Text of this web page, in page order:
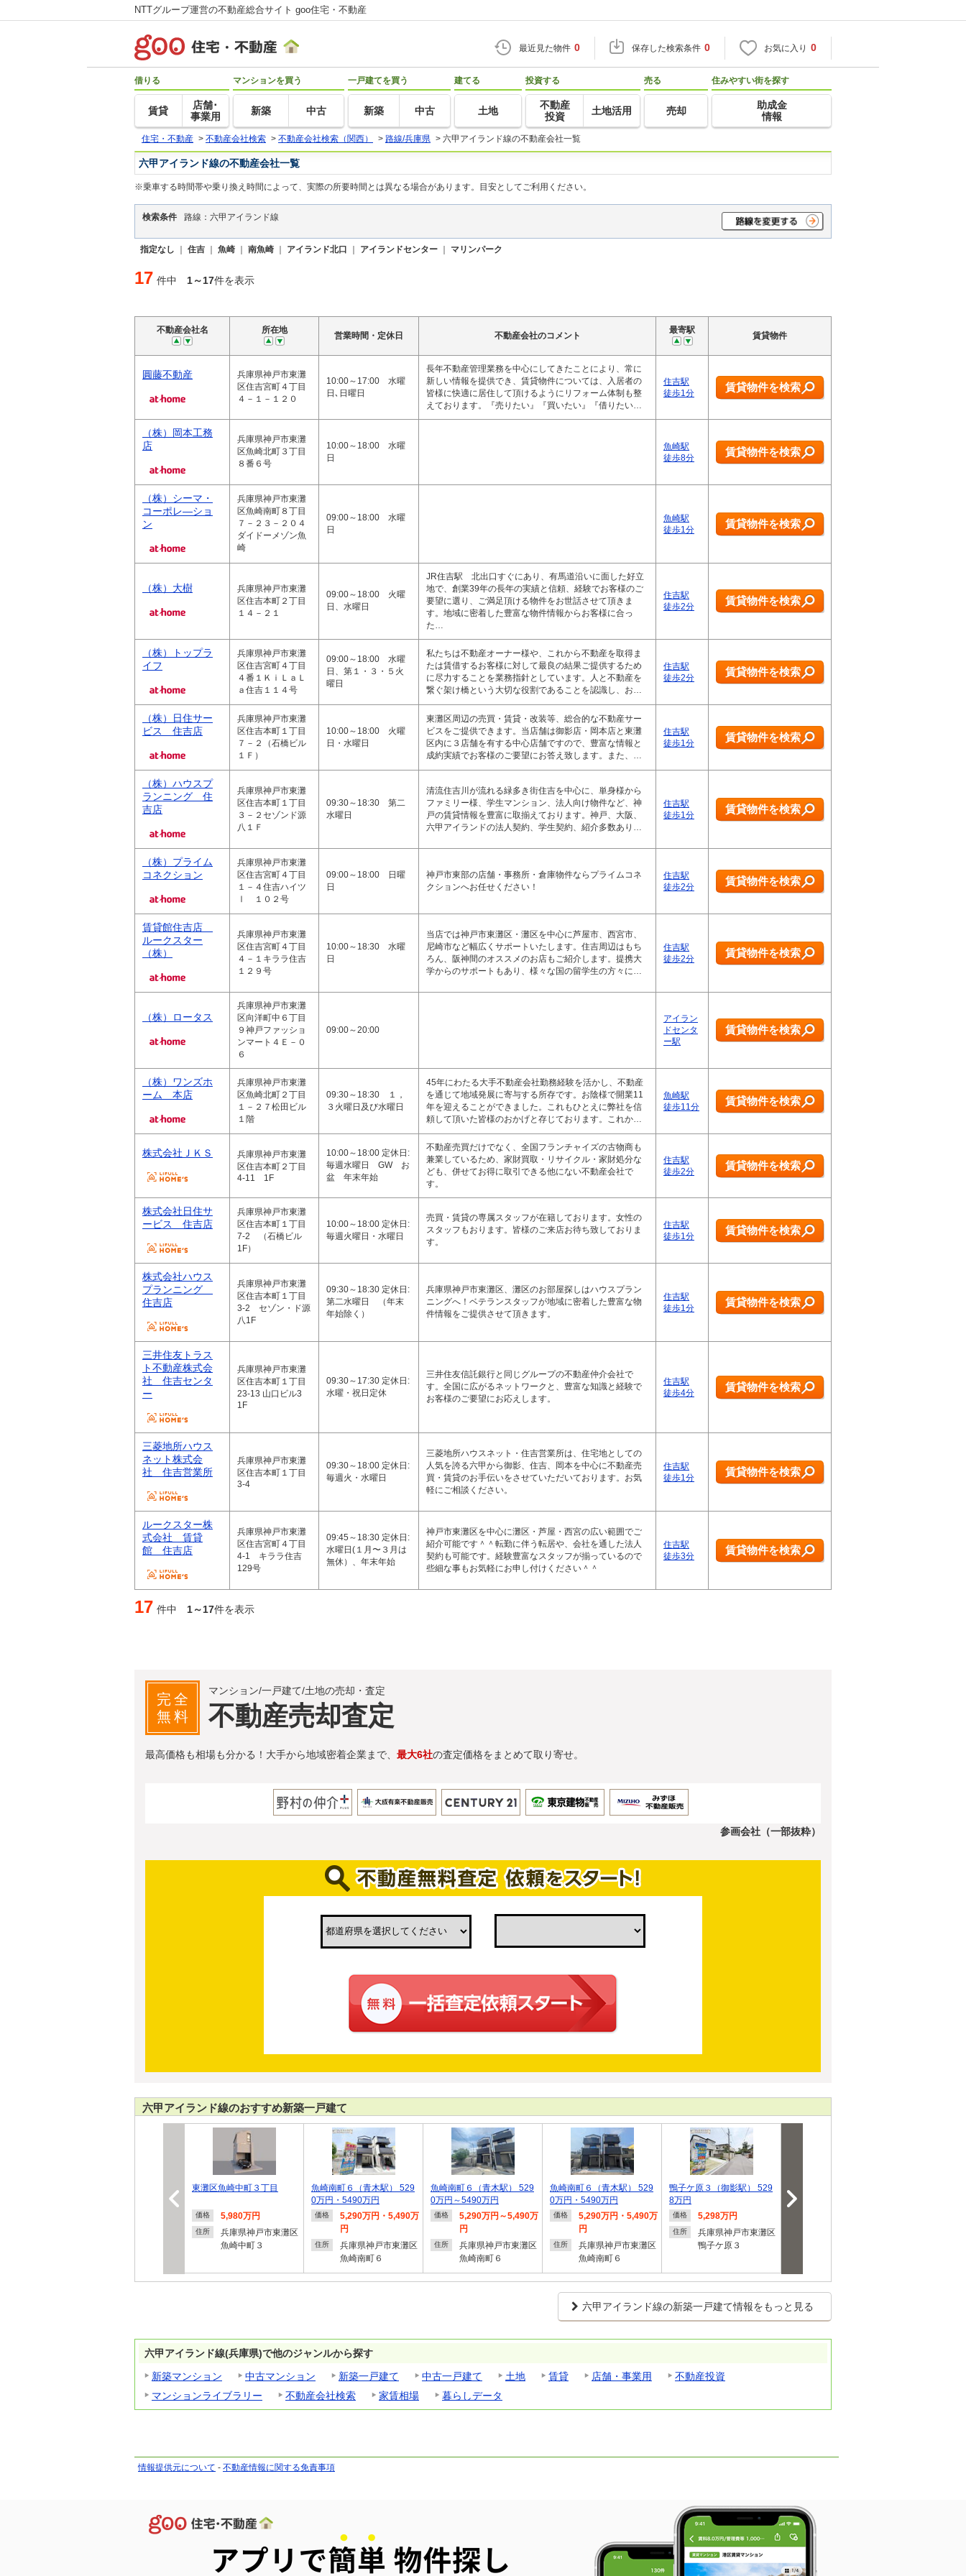
NTTグループ運営の不動産総合サイト goo住宅・不動産
最近見た物件 0 保存した検索条件 0 お気に入り 0
借りる
賃貸
店舗･
事業用
マンションを買う
新築 中古
一戸建てを買う
新築 中古
建てる
土地
投資する
不動産
投資
土地活用
売る
売却
住みやすい街を探す
助成金
情報
住宅・不動産 > 不動産会社検索 > 不動産会社検索（関西） > 路線/兵庫県 > 六甲アイランド線の不動産会社一覧
六甲アイランド線の不動産会社一覧
※乗車する時間帯や乗り換え時間によって、実際の所要時間とは異なる場合があります。目安としてご利用ください。
検索条件 路線：六甲アイランド線
指定なし ｜ 住吉 ｜ 魚崎 ｜ 南魚崎 ｜ アイランド北口 ｜ アイランドセンター ｜ マリンパーク
17 件中 1～17件を表示
不動産会社名 所在地
営業時間・定休日 不動産会社のコメント
最寄駅
賃貸物件
圓藤不動産
兵庫県神戸市東灘
区住吉宮町４丁目
４－１－１２０
10:00～17:00 水曜
日､日曜日
長年不動産管理業務を中心にしてきたことにより、常に
新しい情報を提供でき、賃貸物件については、入居者の
皆様に快適に居住して頂けるようにリフォーム体制も整
えております。『売りたい』『買いたい』『借りたい…
住吉駅
徒歩1分
賃貸物件を検索
（株）岡本工務
店
兵庫県神戸市東灘
区魚崎北町３丁目
８番６号
10:00～18:00 水曜
日
魚崎駅
徒歩8分
賃貸物件を検索
（株）シーマ・
コーポレ―ショ
ン
兵庫県神戸市東灘
区魚崎南町８丁目
７－２３－２０４
ダイドーメゾン魚
崎
09:00～18:00 水曜
日
魚崎駅
徒歩1分
賃貸物件を検索
（株）大樹
兵庫県神戸市東灘
区住吉本町２丁目
１４－２１
09:00～18:00 火曜
日、水曜日
JR住吉駅 北出口すぐにあり、有馬道沿いに面した好立
地で、創業39年の長年の実績と信頼、経験でお客様のご
要望に選り、ご満足頂ける物件をお世話させて頂きま
す。地域に密着した豊富な物件情報からお客様に合っ
た…
住吉駅
徒歩2分
賃貸物件を検索
（株）トップラ
イフ
兵庫県神戸市東灘
区住吉宮町４丁目
４番１ＫｉＬａＬ
ａ住吉１１４号
09:00～18:00 水曜
日、第１・３・５火
曜日
私たちは不動産オーナー様や、これから不動産を取得ま
たは賃借するお客様に対して最良の結果ご提供するため
に尽力することを業務指針としています。人と不動産を
繋ぐ架け橋という大切な役割であることを認識し、お…
住吉駅
徒歩2分
賃貸物件を検索
（株）日住サー
ビス 住吉店
兵庫県神戸市東灘
区住吉本町１丁目
７－２（石橋ビル
１Ｆ）
10:00～18:00 火曜
日・水曜日
東灘区周辺の売買・賃貸・改装等、総合的な不動産サー
ビスをご提供できます。当店舗は御影店・岡本店と東灘
区内に３店舗を有する中心店舗ですので、豊富な情報と
成約実績でお客様のご要望にお答え致します。また、…
住吉駅
徒歩1分
賃貸物件を検索
（株）ハウスプ
ランニング 住
吉店
兵庫県神戸市東灘
区住吉本町１丁目
３－２セゾンド源
八１Ｆ
09:30～18:30 第二
水曜日
清流住吉川が流れる緑多き街住吉を中心に、単身様から
ファミリー様、学生マンション、法人向け物件など、神
戸の賃貸情報を豊富に取揃えております。神戸、大阪、
六甲アイランドの法人契約、学生契約、紹介多数あり…
住吉駅
徒歩1分
賃貸物件を検索
（株）プライム
コネクション
兵庫県神戸市東灘
区住吉宮町４丁目
１－４住吉ハイツ
Ⅰ １０２号
09:00～18:00 日曜
日
神戸市東部の店舗・事務所・倉庫物件ならプライムコネ
クションへお任せください！
住吉駅
徒歩2分
賃貸物件を検索
賃貸館住吉店
ルークスター
（株）
兵庫県神戸市東灘
区住吉宮町４丁目
４－１キララ住吉
１２９号
10:00～18:30 水曜
日
当店では神戸市東灘区・灘区を中心に芦屋市、西宮市、
尼崎市など幅広くサポートいたします。住吉周辺はもち
ろん、阪神間のオススメのお店もご紹介します。提携大
学からのサポートもあり、様々な国の留学生の方々に…
住吉駅
徒歩2分
賃貸物件を検索
（株）ロータス
兵庫県神戸市東灘
区向洋町中６丁目
９神戸ファッショ
ンマート４Ｅ－０
６
09:00～20:00
アイラン
ドセンタ
ー駅
賃貸物件を検索
（株）ワンズホ
ーム 本店
兵庫県神戸市東灘
区魚崎北町２丁目
１－２７松田ビル
１階
09:30～18:30 １，
３火曜日及び水曜日
45年にわたる大手不動産会社勤務経験を活かし、不動産
を通じて地域発展に寄与する所存です。お陰様で開業11
年を迎えることができました。これもひとえに弊社を信
頼して頂いた皆様のおかげと存じております。これか…
魚崎駅
徒歩11分
賃貸物件を検索
株式会社ＪＫＳ
兵庫県神戸市東灘
区住吉本町２丁目
4-11 1F
10:00～18:00 定休日:
毎週水曜日 GW お
盆 年末年始
不動産売買だけでなく、全国フランチャイズの古物商も
兼業しているため、家財買取・リサイクル・家財処分な
ども、併せてお得に取引できる他にない不動産会社で
す。
住吉駅
徒歩2分
賃貸物件を検索
株式会社日住サ
ービス 住吉店
兵庫県神戸市東灘
区住吉本町１丁目
7-2 （石橋ビル
1F）
10:00～18:00 定休日:
毎週火曜日・水曜日
売買・賃貸の専属スタッフが在籍しております。女性の
スタッフもおります。皆様のご来店お待ち致しておりま
す。
住吉駅
徒歩1分
賃貸物件を検索
株式会社ハウス
プランニング
住吉店
兵庫県神戸市東灘
区住吉本町１丁目
3-2 セゾン・ド源
八1F
09:30～18:30 定休日:
第二水曜日 （年末
年始除く）
兵庫県神戸市東灘区、灘区のお部屋探しはハウスプラン
ニングへ！ベテランスタッフが地域に密着した豊富な物
件情報をご提供させて頂きます。
住吉駅
徒歩1分
賃貸物件を検索
三井住友トラス
ト不動産株式会
社 住吉センタ
ー
兵庫県神戸市東灘
区住吉本町１丁目
23-13 山口ビル3
1F
09:30～17:30 定休日:
水曜・祝日定休
三井住友信託銀行と同じグループの不動産仲介会社で
す。全国に広がるネットワークと、豊富な知識と経験で
お客様のご要望にお応えします。
住吉駅
徒歩4分
賃貸物件を検索
三菱地所ハウス
ネット株式会
社 住吉営業所
兵庫県神戸市東灘
区住吉本町１丁目
3-4
09:30～18:00 定休日:
毎週火・水曜日
三菱地所ハウスネット・住吉営業所は、住宅地としての
人気を誇る六甲から御影、住吉、岡本を中心に不動産売
買・賃貸のお手伝いをさせていただいております。お気
軽にご相談ください。
住吉駅
徒歩1分
賃貸物件を検索
ルークスター株
式会社 賃貸
館 住吉店
兵庫県神戸市東灘
区住吉宮町４丁目
4-1 キララ住吉
129号
09:45～18:30 定休日:
水曜日(１月〜３月は
無休）、年末年始
神戸市東灘区を中心に灘区・芦屋・西宮の広い範囲でご
紹介可能です＾＾転勤に伴う転居や、会社を通した法人
契約も可能です。経験豊富なスタッフが揃っているので
些細な事もお気軽にお申し付けください＾＾
住吉駅
徒歩3分
賃貸物件を検索
17 件中 1～17件を表示
完全
無料
マンション/一戸建て/土地の売却・査定
不動産売却査定
最高価格も相場も分かる！大手から地域密着企業まで、 最大6社の査定価格をまとめて取り寄せ。
参画会社（一部抜粋）
六甲アイランド線のおすすめ新築一戸建て
東灘区魚崎中町３丁目
価格 5,980万円
住所
兵庫県神戸市東灘区
魚崎中町３
魚崎南町６（青木駅） 529
0万円・5490万円
価格
5,290万円・5,490万
円
住所
兵庫県神戸市東灘区
魚崎南町６
魚崎南町６（青木駅） 529
0万円～5490万円
価格
5,290万円～5,490万
円
住所
兵庫県神戸市東灘区
魚崎南町６
魚崎南町６（青木駅） 529
0万円・5490万円
価格
5,290万円・5,490万
円
住所
兵庫県神戸市東灘区
魚崎南町６
鴨子ケ原３（御影駅） 529
8万円
価格 5,298万円
住所
兵庫県神戸市東灘区
鴨子ケ原３
グス ハートフ…
六甲アイランド線の新築一戸建て情報をもっと見る
六甲アイランド線(兵庫県)で他のジャンルから探す
新築マンション
中古マンション 新築一戸建て 中古一戸建て 土地 賃貸 店舗・事業用
不動産投資
マンションライブラリー
不動産会社検索 家賃相場 暮らしデータ
情報提供元について - 不動産情報に関する免責事項